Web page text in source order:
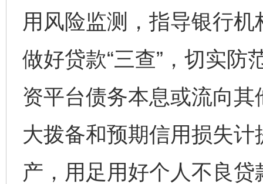
用风险监测，指导银行
做好贷款“三查”，切实防
资平台债务本息或流向
大拨备和预期信用损失
产，用足用好个人不良